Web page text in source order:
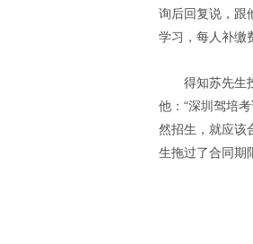
询后回复说，跟
学习，每人补缴
得知苏先生
他：“深圳驾培
然招生，就应该
生拖过了合同期